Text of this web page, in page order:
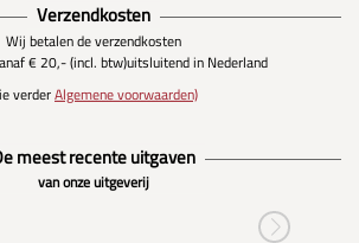
Verzendkosten
Wij betalen de verzendkosten
€ 20,- (incl. btw)uitsluitend in Nederland
verderAlgemene voorwaarden)
meest recente uitgaven
van onze uitgeverij